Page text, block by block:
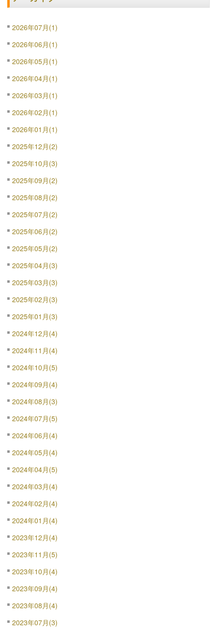
2026年07月(1)
2026年06月(1)
2026年05月(1)
2026年04月(1)
2026年03月(1)
2026年02月(1)
2026年01月(1)
2025年12月(2)
2025年10月(3)
2025年09月(2)
2025年08月(2)
2025年07月(2)
2025年06月(2)
2025年05月(2)
2025年04月(3)
2025年03月(3)
2025年02月(3)
2025年01月(3)
2024年12月(4)
2024年11月(4)
2024年10月(5)
2024年09月(4)
2024年08月(3)
2024年07月(5)
2024年06月(4)
2024年05月(4)
2024年04月(5)
2024年03月(4)
2024年02月(4)
2024年01月(4)
2023年12月(4)
2023年11月(5)
2023年10月(4)
2023年09月(4)
2023年08月(4)
2023年07月(3)